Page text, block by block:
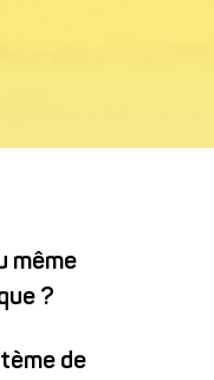
même
?
de